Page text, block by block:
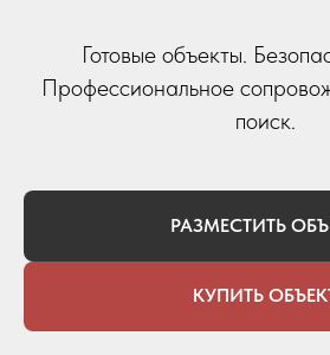
Готовые объекты.
Профессиональное
поиск.
РАЗМЕСТИТЬ
КУПИТЬ